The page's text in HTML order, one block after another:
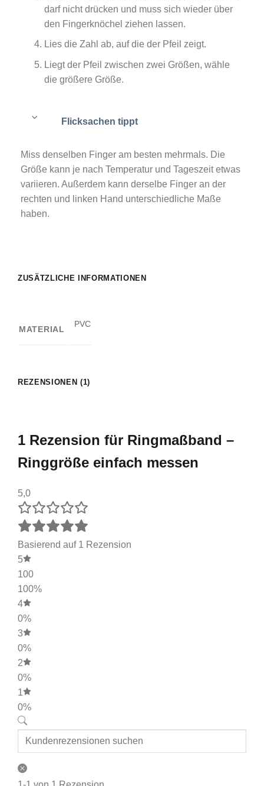
darf nicht drücken und muss sich wieder über
den Fingerknöchel ziehen lassen.
Lies die Zahl ab, auf die der Pfeil zeigt.
Liegt der Pfeil zwischen zwei Größen, wähle
die größere Größe.
Flicksachen tippt
Miss denselben Finger am besten mehrmals. Die
Größe kann je nach Temperatur und Tageszeit etwas
variieren. Außerdem kann derselbe Finger an der
rechten und linken Hand unterschiedliche Maße
haben.
ZUSÄTZLICHE INFORMATIONEN
MATERIAL
PVC
REZENSIONEN (1)
1 Rezension für Ringmaßband –
Ringgröße einfach messen
5,0
Basierend auf 1 Rezension
5
100
100%
4
0%
3
0%
2
0%
1
0%